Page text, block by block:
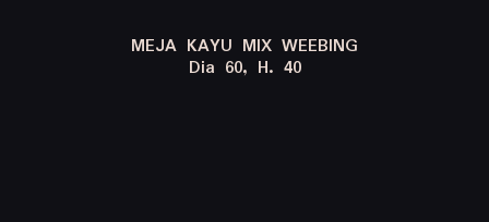
MEJA KAYU MIX WEEBING
Dia 60, H. 40